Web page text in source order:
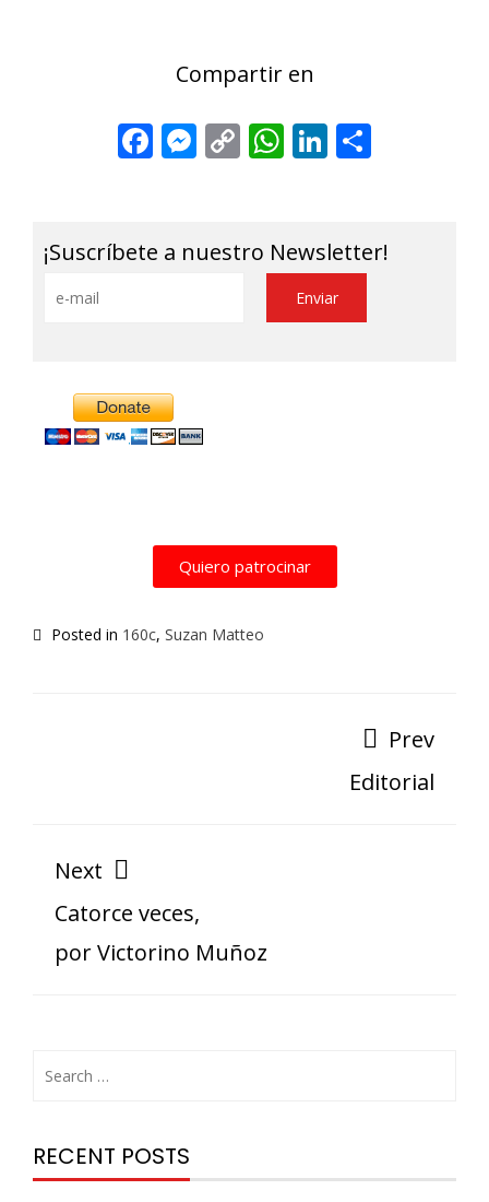
Compartir en
Facebook
Messenger
CopyWhatsApp
LinkedIn
¡Suscríbete a nuestro Newsletter!
Quiero patrocinar
Posted in 160c, Suzan Matteo
Prev
Editorial
Next
Catorce veces,
por Victorino Muñoz
RECENT POSTS